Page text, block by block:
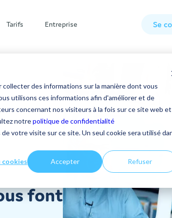
des informations sur la manière dont vous
utilisons ces informations afin d'améliorer et de
concernant nos visiteurs à la fois sur ce site web et
notrepolitique de confidentialité
votre visite sur ce site. Un seul cookie sera utilisé
cookies Accepter Refuser
Fonctionnalités
Modules
clients
multisites
savoir sur la plateforme
jour produit
la plateforme
Tarifs Entreprise
contacter
Se
font